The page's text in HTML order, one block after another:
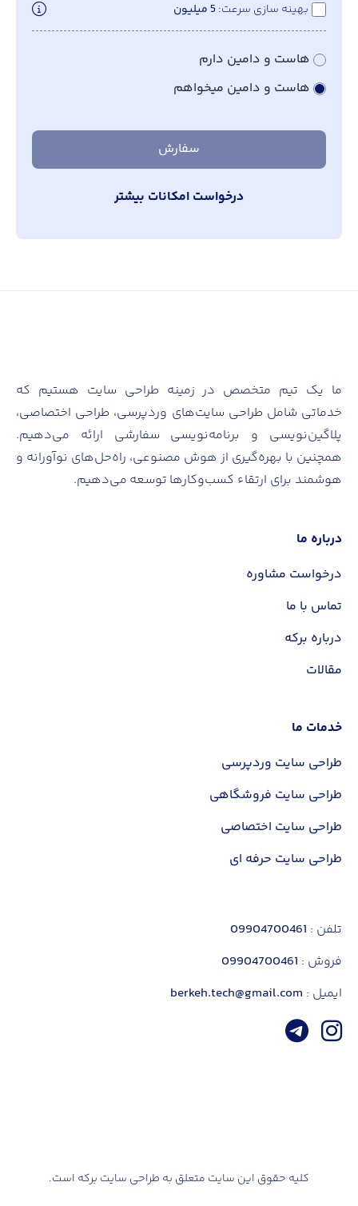
بهینه سازی سرعت 5 میلیون
هاست و دامین دارم
هاست و دامین میخواهم
سفارش
درخواست امکانات بیشتر
نام و نام خانوادگی
مبلغ سفارش شما:
ما یک تیم متخصص در زمینه طراحی سایت هستیم که
خدماتی شامل طراحی سایت‌های وردپرسی، طراحی اختصاصی،
پلاگین‌نویسی و برنامه‌نویسی سفارشی ارائه می‌دهیم.
همچنین با بهره‌گیری از هوش مصنوعی، راه‌حل‌های نوآورانه و
هوشمند برای ارتقاء کسب‌وکارها توسعه می‌دهیم.
درباره ما
درخواست مشاوره
تماس با ما
درباره برکه
مقالات
خدمات ما
طراحی سایت وردپرسی
طراحی سایت فروشگاهی
طراحی سایت اختصاصی
طراحی سایت حرفه ای
تلفن : 09904700461
فروش : 09904700461
ایمیل : berkeh.tech@gmail.com
کلیه حقوق این سایت متعلق به طراحی سایت برکه است.